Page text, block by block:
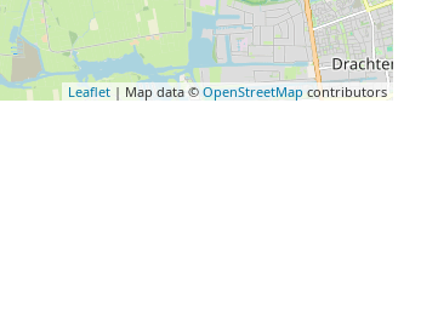
Leaflet | Map data ©OpenStreetMap contributors